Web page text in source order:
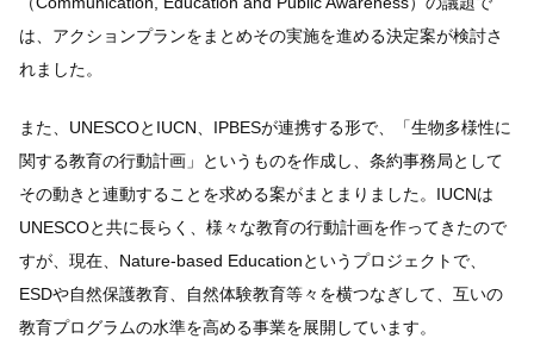
は、アクションプランをまとめその実施を進める決定案が検討さ
れました。
また、UNESCOとIUCN、IPBESが連携する形で、「生物多様性に
関する教育の行動計画」というものを作成し、条約事務局として
その動きと連動することを求める案がまとまりました。IUCNは
UNESCOと共に長らく、様々な教育の行動計画を作ってきたので
すが、現在、Nature-based Educationというプロジェクトで、
ESDや自然保護教育、自然体験教育等々を横つなぎして、互いの
教育プログラムの水準を高める事業を展開しています。